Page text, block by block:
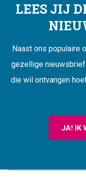
LEES JIJ
Naast ons populaire
gezellige
die wil ontvangen
JA! IK